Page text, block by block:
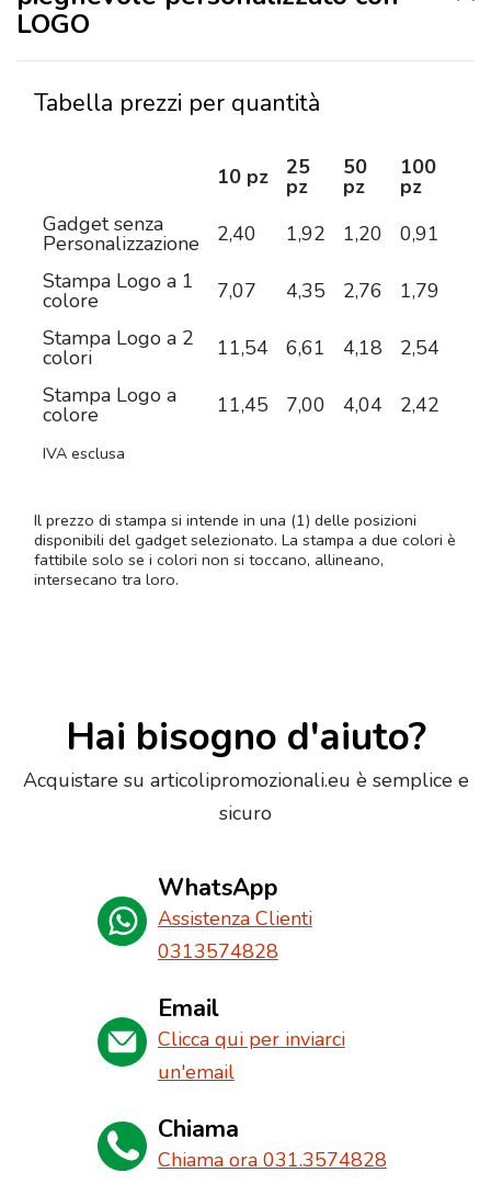
LOGO
Tabella prezzi per quantità
10 pz 25
pz
50
pz
100
pz
Gadget senza
Personalizzazione 2,40 1,92 1,20 0,91
Stampa Logo a 1
colore 7,07 4,35 2,76 1,79
Stampa Logo a 2
colori 11,54 6,61 4,18 2,54
Stampa Logo a
colore 11,45 7,00 4,04 2,42
IVA esclusa
Il prezzo di stampa si intende in una (1) delle posizioni
disponibili del gadget selezionato. La stampa a due colori è
fattibile solo se i colori non si toccano, allineano,
intersecano tra loro.
Hai bisogno d'aiuto?
Acquistare su articolipromozionali.eu è semplice e
sicuro
WhatsApp
Assistenza Clienti
0313574828
Email
Clicca qui per inviarci
un'email
Chiama
Chiama ora 031.3574828